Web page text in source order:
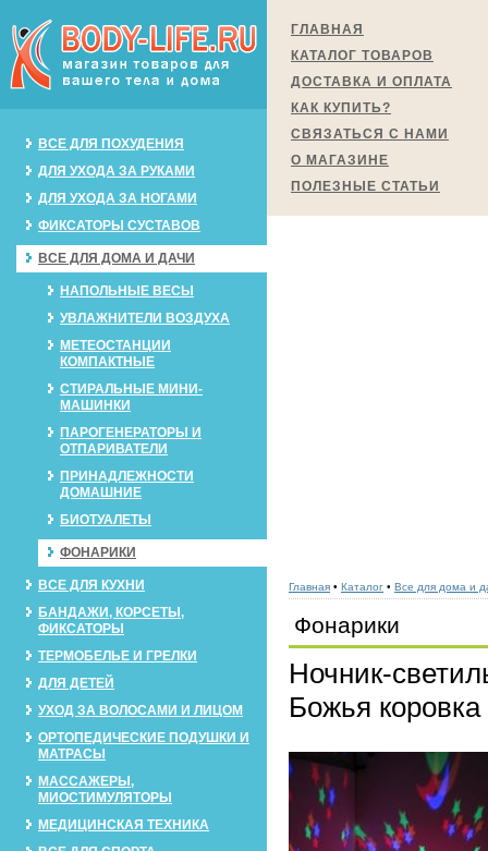
ВСЕ ДЛЯ ПОХУДЕНИЯ
ДЛЯ УХОДА ЗА РУКАМИ
ДЛЯ УХОДА ЗА НОГАМИ
ФИКСАТОРЫ СУСТАВОВ
ВСЕ ДЛЯ ДОМА И ДАЧИ
НАПОЛЬНЫЕ ВЕСЫ
УВЛАЖНИТЕЛИ ВОЗДУХА
МЕТЕОСТАНЦИИ
КОМПАКТНЫЕ
СТИРАЛЬНЫЕ МИНИ-
МАШИНКИ
ПАРОГЕНЕРАТОРЫ И
ОТПАРИВАТЕЛИ
ПРИНАДЛЕЖНОСТИ
ДОМАШНИЕ
БИОТУАЛЕТЫ
ФОНАРИКИ
ВСЕ ДЛЯ КУХНИ
БАНДАЖИ, КОРСЕТЫ,
ФИКСАТОРЫ
ТЕРМОБЕЛЬЕ И ГРЕЛКИ
ДЛЯ ДЕТЕЙ
УХОД ЗА ВОЛОСАМИ И ЛИЦОМ
ОРТОПЕДИЧЕСКИЕ ПОДУШКИ И
МАТРАСЫ
МАССАЖЕРЫ,
МИОСТИМУЛЯТОРЫ
МЕДИЦИНСКАЯ ТЕХНИКА
ГЛАВНАЯ
КАТАЛОГ ТОВАРОВ
ДОСТАВКА И ОПЛАТА
КАК КУПИТЬ?
СВЯЗАТЬСЯ С НАМИ
О МАГАЗИНЕ
ПОЛЕЗНЫЕ СТАТЬИ
Главная • Каталог • Все для дома и
Фонарики
Ночник-
Божья коровка